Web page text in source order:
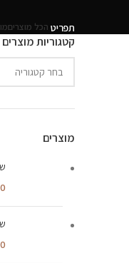
תפריט הכל מוצרים
קטגוריות מוצרים
מוצרים